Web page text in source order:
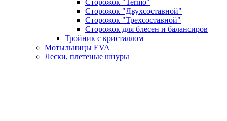
Сторожок "Termo"
Сторожок "Двухсоставной"
Сторожок "Трехсоставной"
Сторожок для блесен и балансиров
Тройник с кристаллом
Мотыльницы EVA
Лески, плетеные шнуры